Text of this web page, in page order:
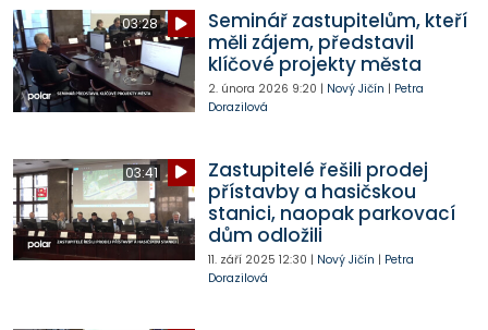
03:28
Seminář zastupitelům, kteří
měli zájem, představil
klíčové projekty města
2. února 2026 9:20 | Nový Jičín | Petra
Dorazilová
03:41
Zastupitelé řešili prodej
přístavby a hasičskou
stanici, naopak parkovací
dům odložili
11. září 2025 12:30 | Nový Jičín | Petra
Dorazilová